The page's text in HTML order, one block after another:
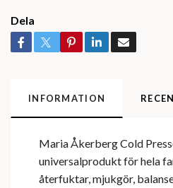
Dela
INFORMATION
Maria Åkerberg Cold
universalprodukt för hela
återfuktar, mjukgör,